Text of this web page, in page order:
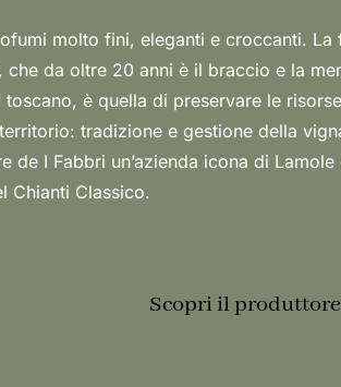
Chianti Classico.
Scopri il produttore